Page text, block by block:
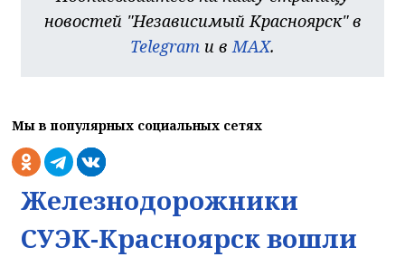
новостей "Независимый Красноярск" в
Telegram и в MAX.
Мы в популярных социальных сетях
Железнодорожники
СУЭК-Красноярск вошли